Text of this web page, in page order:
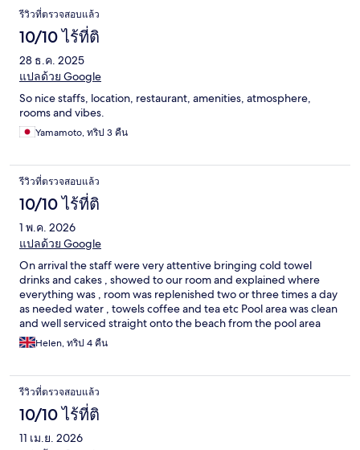
รีวิวที่ตรวจสอบแล้ว
10/10 ไร้ที่ติ
28 ธ.ค. 2025
แปลด้วย Google
So nice staffs, location, restaurant, amenities, atmosphere,
rooms and vibes.
Yamamoto, ทริป 3 คืน
รีวิวที่ตรวจสอบแล้ว
10/10 ไร้ที่ติ
1 พ.ค. 2026
แปลด้วย Google
On arrival the staff were very attentive bringing cold towel
drinks and cakes , showed to our room and explained where
everything was , room was replenished two or three times a day
as needed water , towels coffee and tea etc Pool area was clean
and well serviced straight onto the beach from the pool area
lovely clean sands and warm sea Breakfast was sensational
excellent choice of food again staff were very good All in all an
Helen, ทริป 4 คืน
รีวิวที่ตรวจสอบแล้ว
10/10 ไร้ที่ติ
11 เม.ย. 2026